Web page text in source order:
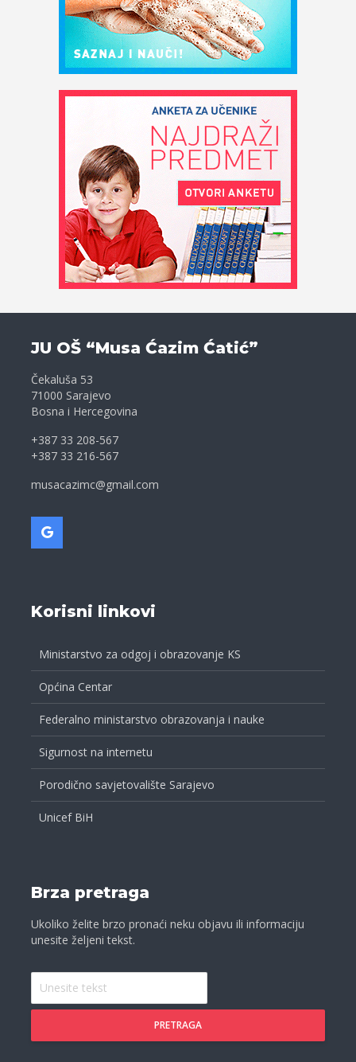
JU OŠ “Musa Ćazim Ćatić”
Čekaluša 53
71000 Sarajevo
Bosna i Hercegovina
+387 33 208-567
+387 33 216-567
musacazimc@gmail.com
Korisni linkovi
Ministarstvo za odgoj i obrazovanje KS
Općina Centar
Federalno ministarstvo obrazovanja i nauke
Sigurnost na internetu
Porodično savjetovalište Sarajevo
Unicef BiH
Brza pretraga
Ukoliko želite brzo pronaći neku objavu ili informaciju
unesite željeni tekst.
PRETRAGA